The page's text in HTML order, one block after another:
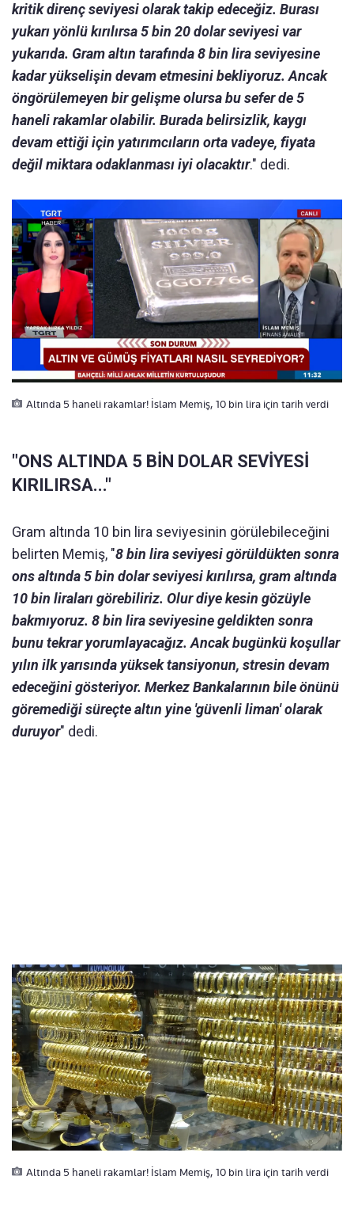
kritik direnç seviyesi olarak takip edeceğiz. Burası
yukarı yönlü kırılırsa 5 bin 20 dolar seviyesi var
yukarıda. Gram altın tarafında 8 bin lira seviyesine
kadar yükselişin devam etmesini bekliyoruz. Ancak
öngörülemeyen bir gelişme olursa bu sefer de 5
haneli rakamlar olabilir. Burada belirsizlik, kaygı
devam ettiği için yatırımcıların orta vadeye, fiyata
değil miktara odaklanması iyi olacaktır." dedi.
Altında 5 haneli rakamlar! İslam Memiş, 10 bin lira için tarih verdi
"ONS ALTINDA 5 BİN DOLAR SEVİYESİ
KIRILIRSA..."
Gram altında 10 bin lira seviyesinin görülebileceğini
belirten Memiş, "8 bin lira seviyesi görüldükten sonra
ons altında 5 bin dolar seviyesi kırılırsa, gram altında
10 bin liraları görebiliriz. Olur diye kesin gözüyle
bakmıyoruz. 8 bin lira seviyesine geldikten sonra
bunu tekrar yorumlayacağız. Ancak bugünkü koşullar
yılın ilk yarısında yüksek tansiyonun, stresin devam
edeceğini gösteriyor. Merkez Bankalarının bile önünü
göremediği süreçte altın yine 'güvenli liman' olarak
duruyor" dedi.
Altında 5 haneli rakamlar! İslam Memiş, 10 bin lira için tarih verdi